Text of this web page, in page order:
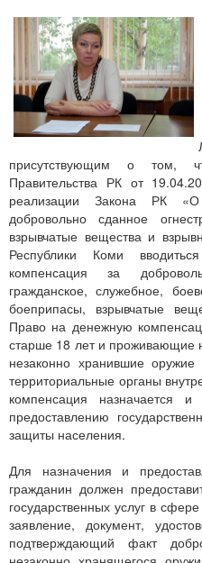
присутствующим о том,
Правительства РК от
реализации Закона РК
добровольно сданное
взрывчатые вещества и
Республики Коми
компенсация за
гражданское, служебное,
боеприпасы, взрывчатые
Право на денежную
старше 18 лет и проживающие
незаконно хранившие
территориальные органы
компенсация назначается
предоставлению
защиты населения.
Для назначения и
гражданин должен
государственных услуг в
заявление, документ,
подтверждающий факт